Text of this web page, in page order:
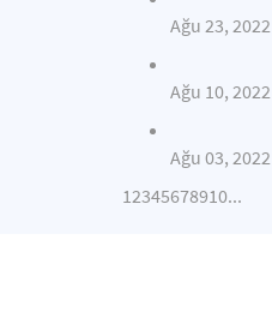
Ağu 23, 2022
Ağu 10, 2022
Ağu 03, 2022
12345678910...